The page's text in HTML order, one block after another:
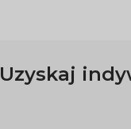
Uzyskaj